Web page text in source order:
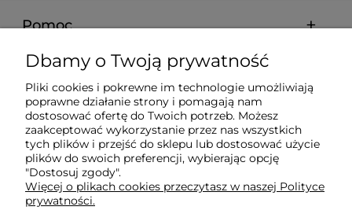
Pomoc
Moje konto
Płatności i dostawa
Informacje
O nas
Dbamy o Twoją prywatność
Pliki cookies i pokrewne im technologie umożliwiają
poprawne działanie strony i pomagają nam
dostosować ofertę do Twoich potrzeb. Możesz
zaakceptować wykorzystanie przez nas wszystkich
tych plików i przejść do sklepu lub dostosować użycie
plików do swoich preferencji, wybierając opcję
"Dostosuj zgody".
Więcej o plikach cookies przeczytasz w naszej Polityce
prywatności.